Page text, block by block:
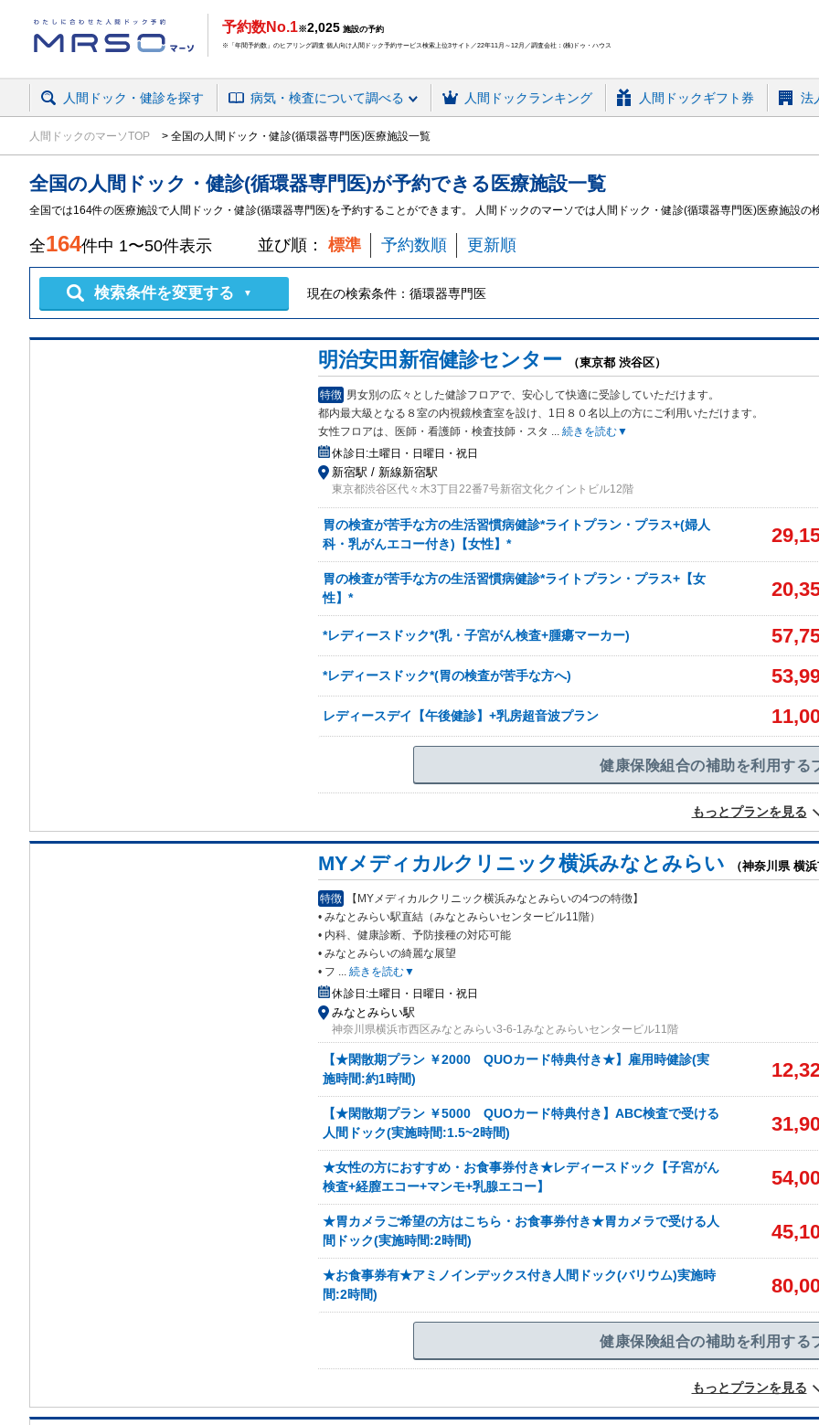
予約数No.1※2,025 施設の予約
※「年間予約数」のヒアリング調査 個人向け人間ドック予約サービス検索上位3サイト／22年11月～12月／調査会社：(株)ドゥ・ハウス
人間ドック・健診を探す 病気・検査について調べる 人間ドックランキング 人間ドックギフト券 法
人間ドックのマーソTOP 全国の人間ドック・健診(循環器専門医)医療施設一覧
全国の 人間ドック・健診(循環器専門医)が予約できる 医療施設一覧
全国では164件の医療施設で人間ドック・健診(循環器専門医)を予約することができます。 人間ドックのマーソでは人間ドック・健診(循環器専門医)医療施設の
全164件中 1〜50件表示 並び順： 標準 予約数順 更新順
検索条件を変更する ▼ 現在の検索条件： 循環器専門医
明治安田新宿健診センター （東京都 渋谷区）
特徴 男女別の広々とした健診フロアで、安心して快適に受診していただけます。
都内最大級となる８室の内視鏡検査室を設け、1日８０名以上の方にご利用いただけます。
女性フロアは、医師・看護師・検査技師・スタ ... 続きを読む▼
休診日:土曜日・日曜日・祝日
新宿駅 / 新線新宿駅
東京都渋谷区代々木3丁目22番7号新宿文化クイントビル12階
胃の検査が苦手な方の生活習慣病健診*ライトプラン・プラス+(婦人
科・乳がんエコー付き)【女性】*
胃の検査が苦手な方の生活習慣病健診*ライトプラン・プラス+【女
性】*
*レディースドック*(乳・子宮がん検査+腫瘍マーカー)
*レディースドック*(胃の検査が苦手な方へ)
レディースデイ【午後健診】+乳房超音波プラン
健康保険組合の補助を利用する
もっとプランを見る
MYメディカルクリニック横浜みなとみらい （神奈川県 横
特徴
【MYメディカルクリニック横浜みなとみらいの4つの特徴】
• みなとみらい駅直結（みなとみらいセンタービル11階）
• 内科、健康診断、予防接種の対応可能
• みなとみらいの綺麗な展望
• フ ... 続きを読む▼
休診日:土曜日・日曜日・祝日
みなとみらい駅
神奈川県横浜市西区みなとみらい3-6-1みなとみらいセンタービル11階
【★閑散期プラン ￥2000 QUOカード特典付き★】雇用時健診(実
施時間:約1時間)
【★閑散期プラン ￥5000 QUOカード特典付き】ABC検査で受ける
人間ドック(実施時間:1.5~2時間)
★女性の方におすすめ・お食事券付き★レディースドック【子宮がん
検査+経膣エコー+マンモ+乳腺エコー】
★胃カメラご希望の方はこちら・お食事券付き★胃カメラで受ける人
間ドック(実施時間:2時間)
★お食事券有★アミノインデックス付き人間ドック(バリウム)実施時
間:2時間)
健康保険組合の補助を利用する
もっとプランを見る